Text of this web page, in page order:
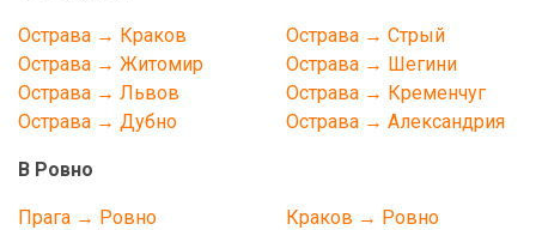
Острава → Краков
Острава → Житомир
Острава → Львов
Острава → Дубно
Острава → Стрый
Острава → Шегини
Острава → Кременчуг
Острава → Александрия
В Ровно
Прага → Ровно
Краков → Ровно